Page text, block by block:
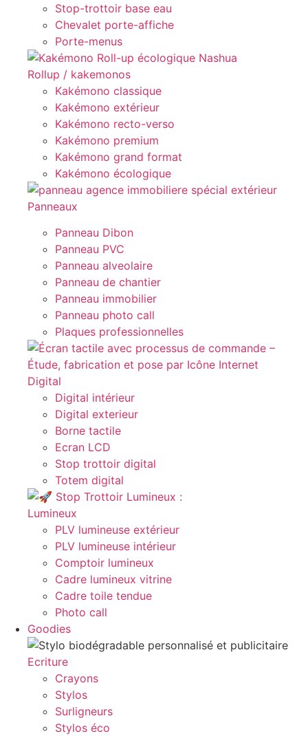
Stop-trottoir base eau
Chevalet porte-affiche
Porte-menus
Rollup / kakemonos
Kakémono classique
Kakémono extérieur
Kakémono recto-verso
Kakémono premium
Kakémono grand format
Kakémono écologique
Panneaux
Panneau Dibon
Panneau PVC
Panneau alveolaire
Panneau de chantier
Panneau immobilier
Panneau photo call
Plaques professionnelles
Digital
Digital intérieur
Digital exterieur
Borne tactile
Ecran LCD
Stop trottoir digital
Totem digital
Lumineux
PLV lumineuse extérieur
PLV lumineuse intérieur
Comptoir lumineux
Cadre lumineux vitrine
Cadre toile tendue
Photo call
Goodies
Ecriture
Crayons
Stylos
Surligneurs
Stylos éco